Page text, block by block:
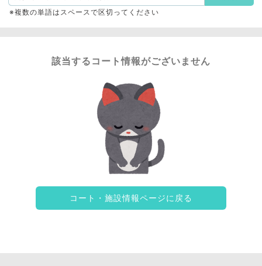
※複数の単語はスペースで区切ってください
該当するコート情報がございません
コート・施設情報ページに戻る